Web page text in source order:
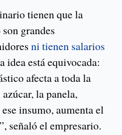
tienen que la
grandes
ni tienen salarios
idea está equivocada:
afecta a toda la
la panela,
insumo, aumenta el
señaló el empresario.